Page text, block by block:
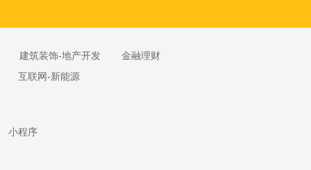
建筑装饰-地产开发
金融理财
互联网-新能源
小程序